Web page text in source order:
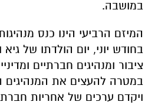
במושבה.
המיזם הרביעי הינו כנס
בחודש יוני, יום הולדתו של
ציבור ומנהיגים חברתיים
במטרה להעצים את המנהיגים
ויקדם ערכים של אחריות